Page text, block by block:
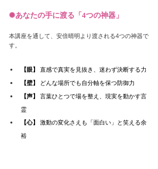
✺あなたの手に渡る「4つの神器」
本講座を通して、安倍晴明より渡される4つの神器で
す。
【眼】 直感で真実を見抜き、迷わず決断する力
【壁】 どんな場所でも自分軸を保つ防御力
【声】
言葉ひとつで場を整え、現実を動かす言
霊
【心】
激動の変化さえも「面白い」と笑える余
裕